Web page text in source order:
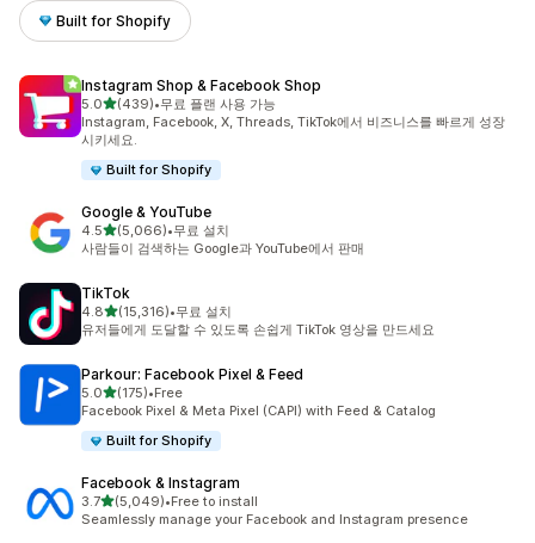
Built for Shopify
Instagram Shop & Facebook Shop
5.0별 5개 중
(439)
총 리뷰 439개
•무료 플랜 사용 가능
Instagram, Facebook, X, Threads, TikTok에서 비즈니스를 빠르게 성장
시키세요.
Built for Shopify
Google & YouTube
4.5별 5개 중
(5,066)
총 리뷰 5066개
•무료 설치
사람들이 검색하는 Google과 YouTube에서 판매
TikTok
4.8별 5개 중
(15,316)
총 리뷰 15316개
•무료 설치
유저들에게 도달할 수 있도록 손쉽게 TikTok 영상을 만드세요
Parkour: Facebook Pixel & Feed
5.0별 5개 중
(175)
총 리뷰 175개
•Free
Facebook Pixel & Meta Pixel (CAPI) with Feed & Catalog
Built for Shopify
Facebook & Instagram
3.7별 5개 중
(5,049)
총 리뷰 5049개
•Free to install
Seamlessly manage your Facebook and Instagram presence